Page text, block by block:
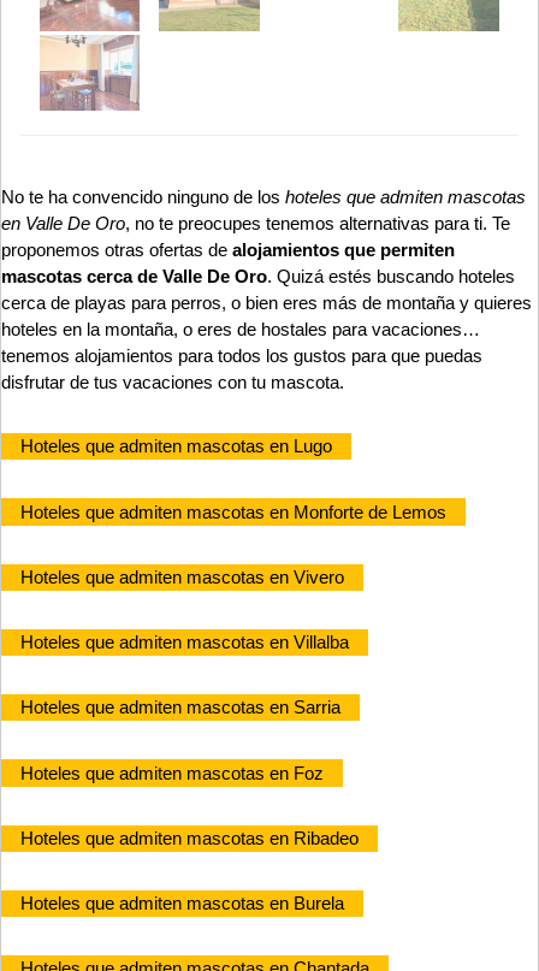
No te ha convencido ninguno de los hoteles que admiten mascotas
en Valle De Oro, no te preocupes tenemos alternativas para ti. Te
proponemos otras ofertas de alojamientos que permiten
mascotas cerca de Valle De Oro. Quizá estés buscando hoteles
cerca de playas para perros, o bien eres más de montaña y quieres
hoteles en la montaña, o eres de hostales para vacaciones…
tenemos alojamientos para todos los gustos para que puedas
disfrutar de tus vacaciones con tu mascota.
Hoteles que admiten mascotas en Lugo
Hoteles que admiten mascotas en Monforte de Lemos
Hoteles que admiten mascotas en Vivero
Hoteles que admiten mascotas en Villalba
Hoteles que admiten mascotas en Sarria
Hoteles que admiten mascotas en Foz
Hoteles que admiten mascotas en Ribadeo
Hoteles que admiten mascotas en Burela